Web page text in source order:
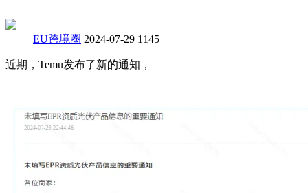
EU跨境圈 2024-07-29 1145
近期，Temu发布了新的通知，